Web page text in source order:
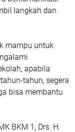
langkah dan
mampu untuk
apabila
tahun, segera
bisa membantu
BKM 1, Drs. H.